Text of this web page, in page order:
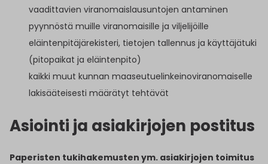
vaadittavien viranomaislausuntojen antaminen
pyynnöstä muille viranomaisille ja viljelijöille
eläintenpitäjärekisteri, tietojen tallennus ja käyttäjätuki
(pitopaikat ja eläintenpito)
kaikki muut kunnan maaseutuelinkeinoviranomaiselle
lakisääteisesti määrätyt tehtävät
Asiointi ja asiakirjojen postitus
Paperisten tukihakemusten ym. asiakirjojen toimitus